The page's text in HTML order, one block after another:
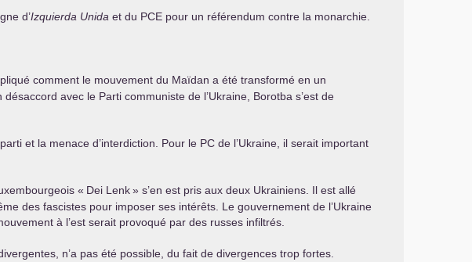
d’Izquierda Unida et du PCE pour un référendum contre la monarchie.
comment le mouvement du Maïdan a été transformé en un
avec le Parti communiste de l’Ukraine, Borotba s’est de
et la menace d’interdiction. Pour le PC de l’Ukraine, il serait important
« Dei Lenk» s’en est pris aux deux Ukrainiens. Il est allé
des fascistes pour imposer ses intérêts. Le gouvernement de l’Ukraine
à l’est serait provoqué par des russes infiltrés.
n’a pas été possible, du fait de divergences trop fortes.